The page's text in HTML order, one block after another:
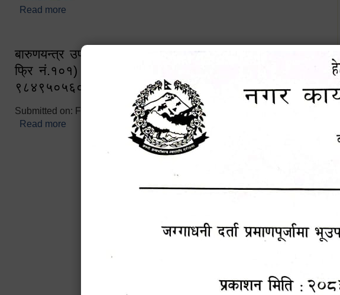
Read more
बारुणयन्त्र उपशाखा इन्चार्जको सम्पर्क नं. ९८४१६४५३५६ (टोल
फ्रि नं.१०१) फोन नं. ०५७-५२०६७७ शव बहान चालकको नं.
९८४९५०५६००
Submitted on: Fri, 02/25/2022 - 10:50
Read more about बारुणयन्त्र उपशाखा इन्चार्जको सम्पर्क नं. ९८४१६४५३५६ (टोल फ्रि
नं.१०१) फोन नं. ०५७-५२०६७७ शव बहान चालकको नं. ९८४९५०५६००